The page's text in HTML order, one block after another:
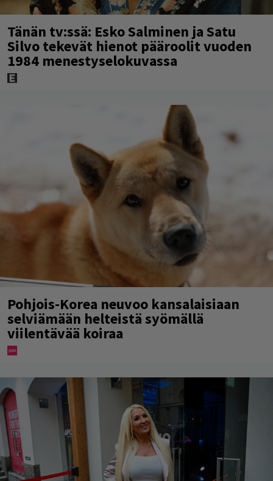
Tänän tv:ssä: Esko Salminen ja Satu
Silvo tekevät hienot pääroolit vuoden
1984 menestyselokuvassa
Pohjois-Korea neuvoo kansalaisiaan
selviämään helteistä syömällä
viilentävää koiraa